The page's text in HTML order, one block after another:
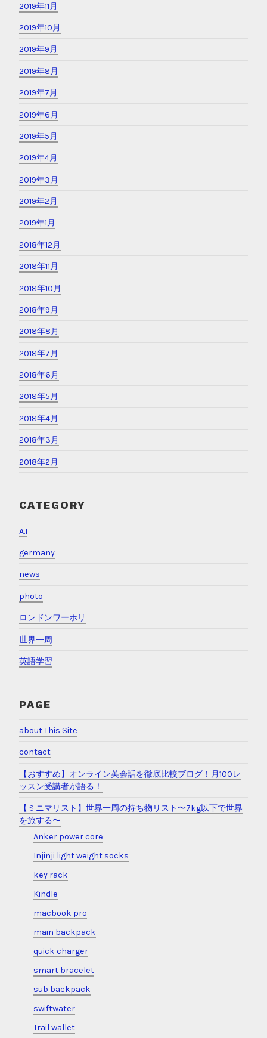
2019年11月
2019年10月
2019年9月
2019年8月
2019年7月
2019年6月
2019年5月
2019年4月
2019年3月
2019年2月
2019年1月
2018年12月
2018年11月
2018年10月
2018年9月
2018年8月
2018年7月
2018年6月
2018年5月
2018年4月
2018年3月
2018年2月
CATEGORY
A.I
germany
news
photo
ロンドンワーホリ
世界一周
英語学習
PAGE
about This Site
contact
【おすすめ】オンライン英会話を徹底比較ブログ！月100レ
ッスン受講者が語る！
【ミニマリスト】世界一周の持ち物リスト〜7kg以下で世界
を旅する〜
Anker power core
Injinji light weight socks
key rack
Kindle
macbook pro
main backpack
quick charger
smart bracelet
sub backpack
swiftwater
Trail wallet